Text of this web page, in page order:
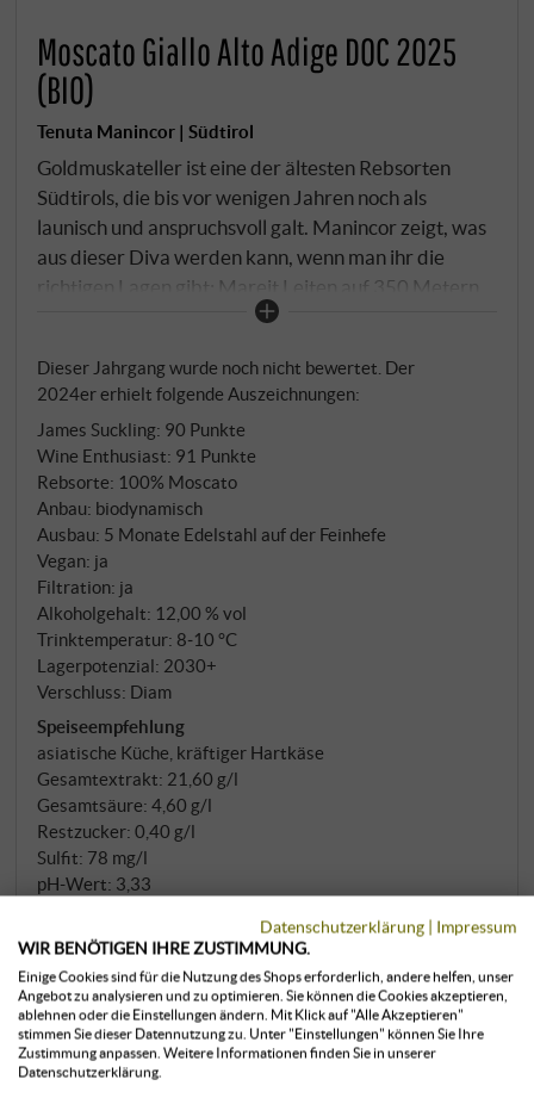
Moscato Giallo Alto Adige DOC 2025
(BIO)
Tenuta Manincor | Südtirol
Goldmuskateller ist eine der ältesten Rebsorten
Südtirols, die bis vor wenigen Jahren noch als
launisch und anspruchsvoll galt. Manincor zeigt, was
aus dieser Diva werden kann, wenn man ihr die
richtigen Lagen gibt: Mareit Leiten auf 350 Metern,
extrem steil nach Süden exponiert mit warmen
Vogelleiten und Panholzer mit lehmigem
Kalkschotterboden – Lagen, in denen der
überschäumende Wuchs des Muskatellers gezähmt
wird und perfekte Reife erreicht. Die entrappten
Beeren mazerieren zwölf Stunden in der Presse, um
Aroma und Struktur aus den Beerenhäuten zu
extrahieren. Die Gärung erfolgt im Holzfass und in
Stahltanks, großteils spontan mit wilden Hefen.
Während des fünfmonatigen Ausbaus auf der
Feinhefe verfeinern sich Aroma und Geschmack –
der Wein entwickelt jene Balance zwischen Frucht
und Mineralität, die trockene Muskateller
auszeichnet.
Dieser Jahrgang wurde noch nicht bewertet. Der
2024er erhielt folgende Auszeichnungen:
James Suckling: 90 Punkte
Wine Enthusiast: 91 Punkte
Rebsorte: 100% Moscato
Anbau: biodynamisch
Ausbau: 5 Monate Edelstahl auf der Feinhefe
Vegan: ja
Filtration: ja
Alkoholgehalt: 12,00 % vol
Trinktemperatur: 8‑10 °C
Lagerpotenzial: 2030+
Verschluss: Diam
Speiseempfehlung
asiatische Küche, kräftiger Hartkäse
Gesamtextrakt: 21,60 g/l
Gesamtsäure: 4,60 g/l
Restzucker: 0,40 g/l
Sulfit: 78 mg/l
pH-Wert: 3,33
Allergene
enthält Sulfite
Nährwertangaben pro 100 ml
Energie in kcal: 71 kcal
Energie in kJ: 296 kJ
Kohlenhydrate: 1,10 g
Datenschutzerklärung | Impressum
WIR BENÖTIGEN IHRE ZUSTIMMUNG.
Einige Cookies sind für die Nutzung des Shops erforderlich, andere helfen, unser
Angebot zu analysieren und zu optimieren. Sie können die Cookies akzeptieren,
ablehnen oder die Einstellungen ändern. Mit Klick auf "Alle Akzeptieren"
stimmen Sie dieser Datennutzung zu. Unter "Einstellungen" können Sie Ihre
Zustimmung anpassen. Weitere Informationen finden Sie in unserer
Datenschutzerklärung.